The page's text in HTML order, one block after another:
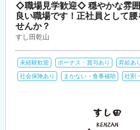
◇職場見学歓迎◇ 穏やかな雰
良い職場です！正社員として
せんか？
すし田乾山
未経験歓迎 ボーナス・賞与あり 昇給あり
社会保険あり
まかない・食事補助 社割